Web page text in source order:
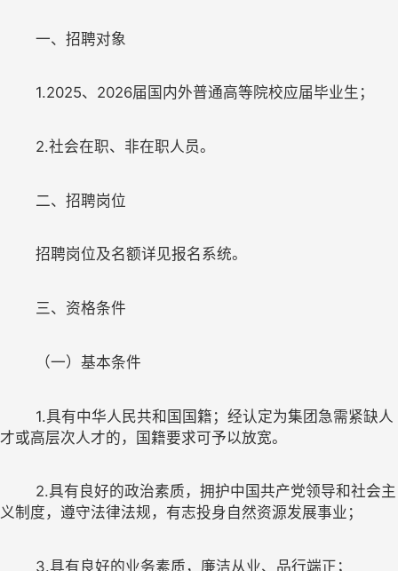
1.2025、 2026届国内外普通高等院校应届毕业生 ；
2.社会在职、非在职人员。
招聘岗位及名额详见
1.具有中华人民共和国国籍； 经认定为集团急需紧缺人
2.具有良好的政治素质，拥护中国共产党领导和社会主
3.